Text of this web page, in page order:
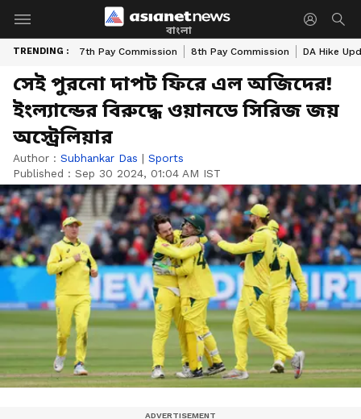
বাংলা
TRENDING : 7th Pay Commission 8th Pay Commission DA Hike
সেই পুরনো দাপট ফিরে এল অজিদের!
ইংল্যান্ডের বিরুদ্ধে ওয়ানডে সিরিজ জয়
অস্ট্রেলিয়ার
Author : Subhankar Das | Sports
Published : Sep 30 2024, 01:04 AM IST